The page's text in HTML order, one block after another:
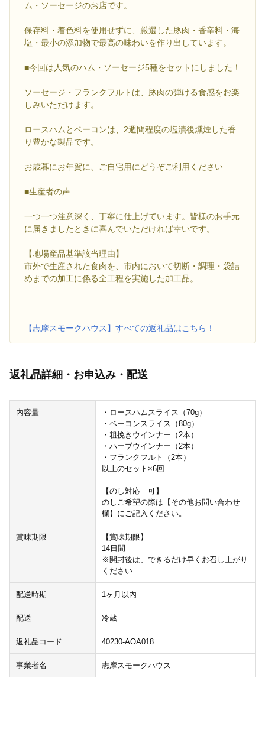
ム・ソーセージのお店です。
保存料・着色料を使用せずに、厳選した豚肉・香辛料・海
塩・最小の添加物で最高の味わいを作り出しています。
■今回は人気のハム・ソーセージ5種をセットにしました！
ソーセージ・フランクフルトは、豚肉の弾ける食感をお楽
しみいただけます。
ロースハムとベーコンは、2週間程度の塩漬後燻煙した香
り豊かな製品です。
お歳暮にお年賀に、ご自宅用にどうぞご利用ください
■生産者の声
一つ一つ注意深く、丁寧に仕上げています。皆様のお手元
に届きましたときに喜んでいただければ幸いです。
【地場産品基準該当理由】
市外で生産された食肉を、市内において切断・調理・袋詰
めまでの加工に係る全工程を実施した加工品。
【志摩スモークハウス】すべての返礼品はこちら！
返礼品詳細・お申込み・配送
内容量
・ロースハムスライス（70g）
・ベーコンスライス（80g）
・粗挽きウインナー（2本）
・ハーブウインナー（2本）
・フランクフルト（2本）
以上のセット×6回
【のし対応 可】
のしご希望の際は【その他お問い合わせ
欄】にご記入ください。
賞味期限
【賞味期限】
14日間
※開封後は、できるだけ早くお召し上がり
ください
配送時期 1ヶ月以内
配送 冷蔵
返礼品コード 40230-AOA018
事業者名 志摩スモークハウス